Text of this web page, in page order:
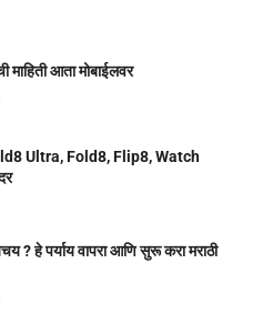
माहिती आता मोबाईलवर
Ultra, Fold8, Flip8, Watch
? हे पर्याय वापरा आणि सुरू करा मराठी